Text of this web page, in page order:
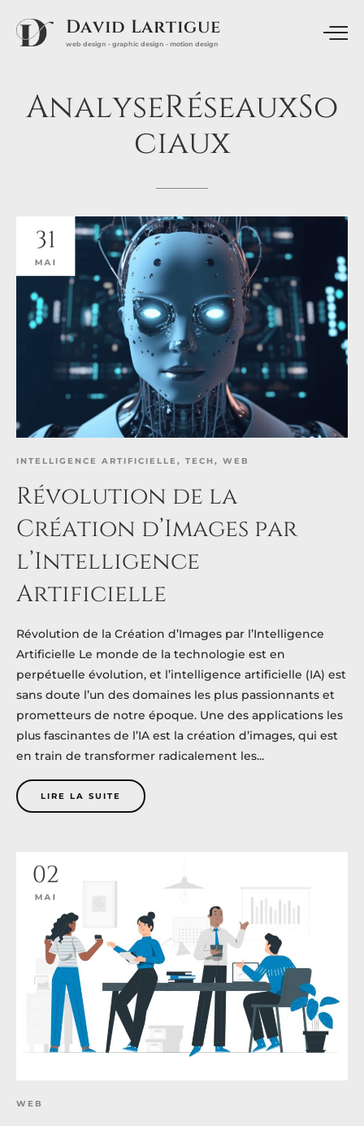
David Lartigue
web design - graphic design - motion design
AnalyseRéseauxSo
ciaux
31
MAI
INTELLIGENCE ARTIFICIELLE, TECH, WEB
Révolution de la
Création d’Images par
l’Intelligence
Artificielle
Révolution de la Création d’Images par l’Intelligence
Artificielle Le monde de la technologie est en
perpétuelle évolution, et l’intelligence artificielle (IA) est
sans doute l’un des domaines les plus passionnants et
prometteurs de notre époque. Une des applications les
plus fascinantes de l’IA est la création d’images, qui est
en train de transformer radicalement les...
LIRE LA SUITE
02
MAI
WEB